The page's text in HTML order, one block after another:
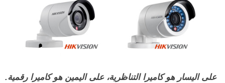
على اليسار هو كاميرا التناظرية، على اليمين هو كاميرا رقمية.